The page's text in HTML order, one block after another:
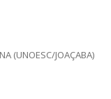
(UNOESC/JOAÇABA)